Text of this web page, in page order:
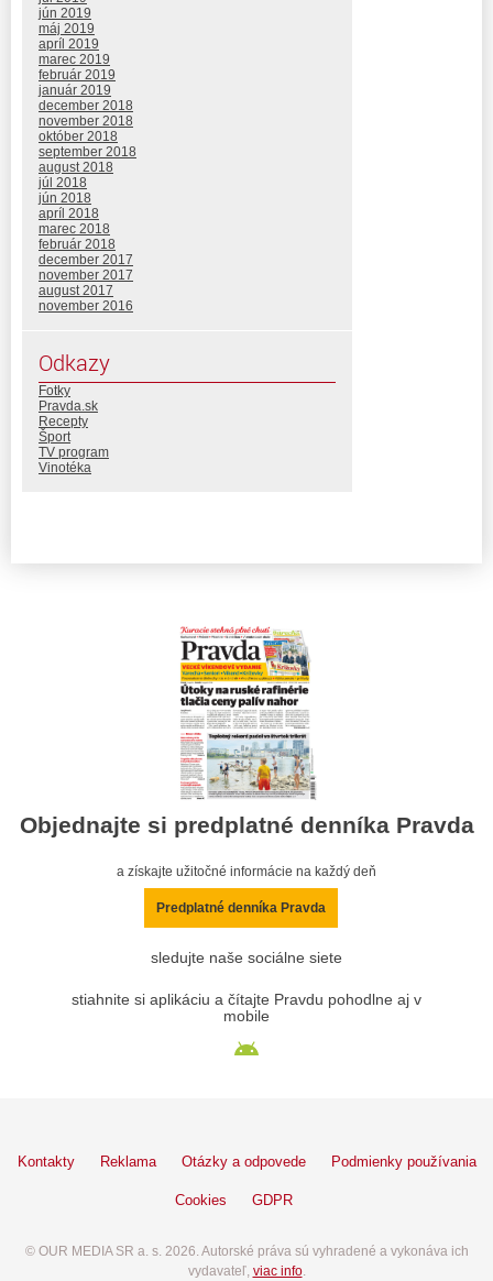
jún 2019
máj 2019
apríl 2019
marec 2019
február 2019
január 2019
december 2018
november 2018
október 2018
september 2018
august 2018
júl 2018
jún 2018
apríl 2018
marec 2018
február 2018
december 2017
november 2017
august 2017
november 2016
Odkazy
Fotky
Pravda.sk
Recepty
Šport
TV program
Vinotéka
Objednajte si predplatné denníka Pravda
a získajte užitočné informácie na každý deň
Predplatné denníka Pravda
sledujte naše sociálne siete
stiahnite si aplikáciu a čítajte Pravdu pohodlne aj v
mobile
Kontakty Reklama Otázky a odpovede Podmienky používania
Cookies GDPR
© OUR MEDIA SR a. s. 2026. Autorské práva sú vyhradené a vykonáva ich
vydavateľ, viac info.